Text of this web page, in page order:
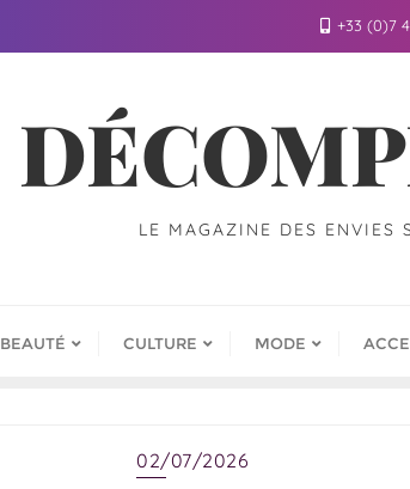
+33 (0)7
LE MAGAZINE DES ENVIES
BEAUTÉ CULTURE MODE
02/07/2026